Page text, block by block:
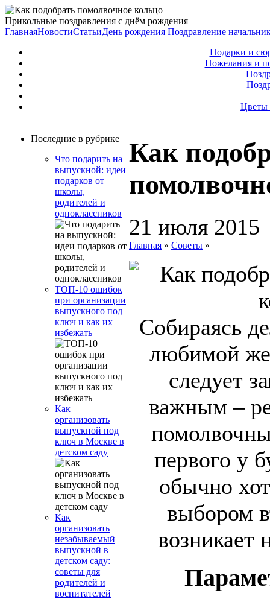
Прикольные поздравления с днём рождения
ГлавнаяНовостиСтатьиДень рождения Поздравление
Подарки и
Пожелания и
Цветы
Последние в рубрике
Что подарить на
выпускной: идеи
подарков от
школы,
родителей и
одноклассников
ТОП-10 ошибок
при организации
выпускного под
ключ и как их
избежать
Как
организовать
выпускной под
ключ в Москве в
детском саду
Как
организовать
незабываемый
выпускной в
детском саду:
советы для
родителей и
воспитателей
Как
21 июля 2015
Главная » Советы »
Собираясь
любимой
следует
важным –
первого у
обычно
выбором
возникает